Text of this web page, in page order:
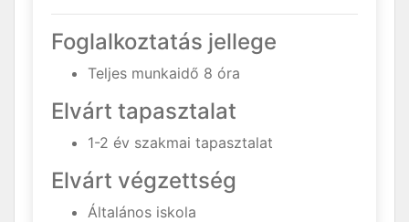
Foglalkoztatás jellege
Teljes munkaidő 8 óra
Elvárt tapasztalat
1-2 év szakmai tapasztalat
Elvárt végzettség
Általános iskola